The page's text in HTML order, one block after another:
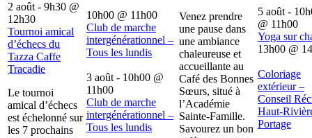
2 août - 9h30 @
12h30
Tournoi amical
d’échecs du
Tazza Caffe
Tracadie
Le tournoi
amical d’échecs
est échelonné sur
les 7 prochains
10h00 @ 11h00
Club de marche
intergénérationnel –
Tous les lundis
3 août - 10h00 @
11h00
Club de marche
intergénérationnel –
Tous les lundis
Venez prendre
une pause dans
une ambiance
chaleureuse et
accueillante au
Café des Bonnes
Sœurs, situé à
l’Académie
Sainte-Famille.
Savourez un bon
5 août -
@ 11h00
Yoga sur
13h00 @
Coloriage
extérieur –
Conseil
Haut-
Portage